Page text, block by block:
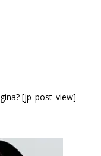
[jp_post_view]